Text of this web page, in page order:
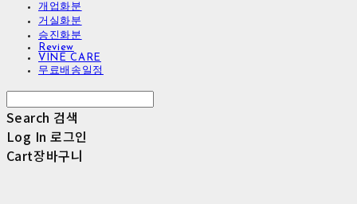
개업화분
거실화분
승진화분
Review
VINE CARE
무료배송일정
Search 검색
Log In 로그인
Cart장바구니